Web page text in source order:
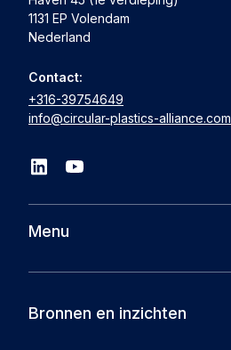
1131 EP Volendam
Nederland
Contact:
+316-39754649
info@circular-plastics-alliance.com
Menu
Over ons
Bronnen en inzichten